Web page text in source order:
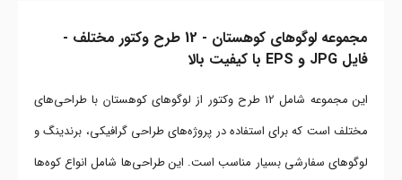
مجموعه لوگوهای کوهستان - 12 طرح وکتور مختلف -
فایل JPG و EPS با کیفیت بالا
این مجموعه شامل 12 طرح وکتور از لوگوهای کوهستان با طراحی‌های
مختلف است که برای استفاده در پروژه‌های طراحی گرافیکی، برندینگ و
لوگوهای سفارشی بسیار مناسب است. این طراحی‌ها شامل انواع کوه‌ها